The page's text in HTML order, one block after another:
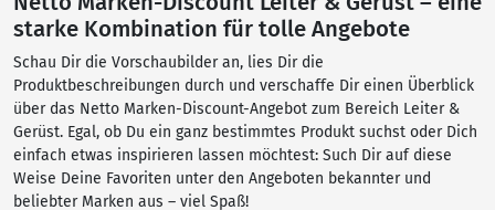
starke Kombination für tolle Angebote
Schau Dir die Vorschaubilder an, lies Dir die
Produktbeschreibungen durch und verschaffe Dir einen Überblick
über das Netto Marken-Discount-Angebot zum Bereich Leiter &
Gerüst. Egal, ob Du ein ganz bestimmtes Produkt suchst oder Dich
einfach etwas inspirieren lassen möchtest: Such Dir auf diese
Weise Deine Favoriten unter den Angeboten bekannter und
beliebter Marken aus – viel Spaß!